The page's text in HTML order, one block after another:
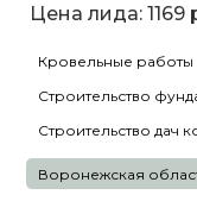
Цена лида: 1169
Кровельные работы
Строительство
Строительство дач
Воронежская